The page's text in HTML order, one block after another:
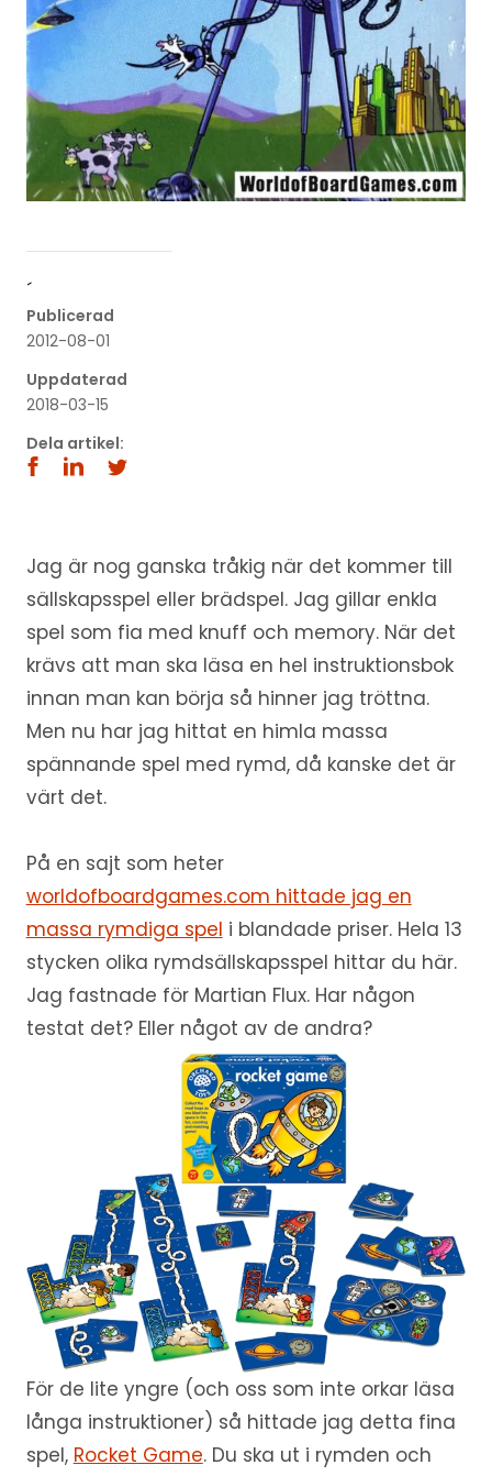
´
Publicerad
2012-08-01
Uppdaterad
2018-03-15
Dela artikel:
Jag är nog ganska tråkig när det kommer till
sällskapsspel eller brädspel. Jag gillar enkla
spel som fia med knuff och memory. När det
krävs att man ska läsa en hel instruktionsbok
innan man kan börja så hinner jag tröttna.
Men nu har jag hittat en himla massa
spännande spel med rymd, då kanske det är
värt det.
På en sajt som heter
worldofboardgames.com hittade jag en
massa rymdiga spel i blandade priser. Hela 13
stycken olika rymdsällskapsspel hittar du här.
Jag fastnade för Martian Flux. Har någon
testat det? Eller något av de andra?
För de lite yngre (och oss som inte orkar läsa
långa instruktioner) så hittade jag detta fina
spel, Rocket Game. Du ska ut i rymden och